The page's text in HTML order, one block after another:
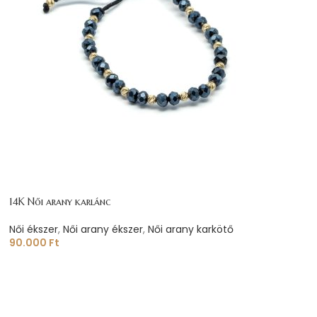
14K Női arany karlánc
Női ékszer, Női arany ékszer, Női arany karkötő
90.000 Ft